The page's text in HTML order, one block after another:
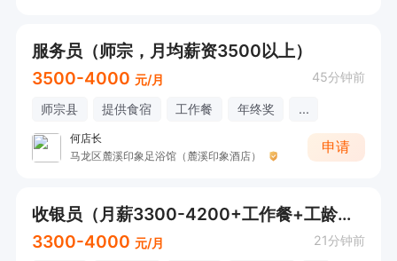
服务员（师宗，月均薪资3500以上）
3500-4000 元/月 45分钟前
师宗县 提供食宿 工作餐 年终奖 ...
何店长
马龙区麓溪印象足浴馆（麓溪印象酒店）
申请
收银员（月薪3300-4200+工作餐+工龄工资+年终奖）
3300-4000 元/月 21分钟前